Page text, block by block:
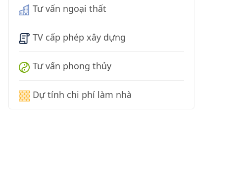
Tư vấn ngoại thất
TV cấp phép xây dựng
Tư vấn phong thủy
Dự tính chi phí làm nhà